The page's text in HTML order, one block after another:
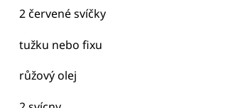
2 červené svíčky
tužku nebo fixu
růžový olej